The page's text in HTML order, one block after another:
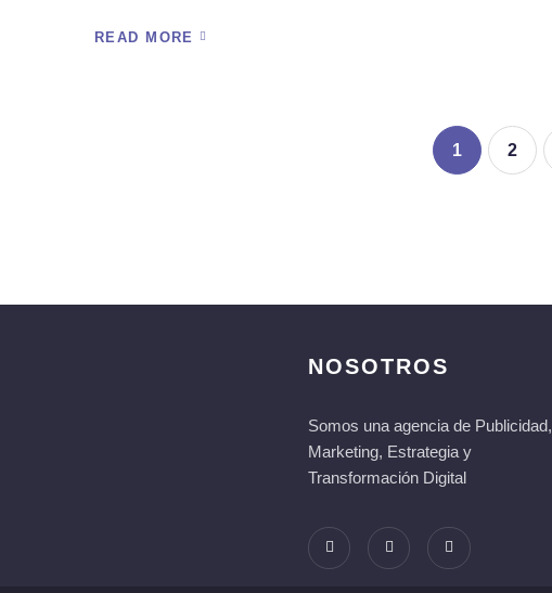
READ MORE
1 2
NOSOTROS
Somos una agencia de Publicidad,
Marketing, Estrategia y
Transformación Digital